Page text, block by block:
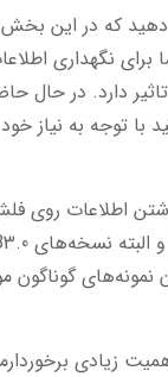
که در این بخش
نگهداری
دارد. در حال
می‌توانید با توجه
اطلاعات روی
نمونه‌های
زیادی